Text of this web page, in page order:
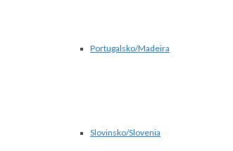
Portugalsko/Madeira
Slovinsko/Slovenia